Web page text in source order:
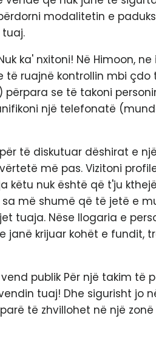
modalitetin e
ka' nxitoni! Në Himoon,
ruajnë kontrollin mbi çdo
se të takoni
një telefonatë
të diskutuar dëshirat e
më pas. Vizitoni
nuk është që t'ju
më shumë që të jetë e
tuaja. Nëse llogaria e
janë krijuar kohët e fundit,
publik Për një takim të
tuaj! Dhe sigurisht jo
të zhvillohet në një